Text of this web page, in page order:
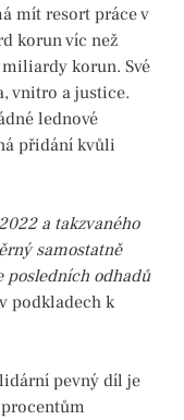
mít resort práce v
korun víc než
korun. Své
vnitro a justice.
lednové
přidání kvůli
a takzvaného
samostatně
posledních odhadů
podkladech k
pevný díl je